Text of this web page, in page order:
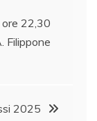
22,30
Filippone
2025